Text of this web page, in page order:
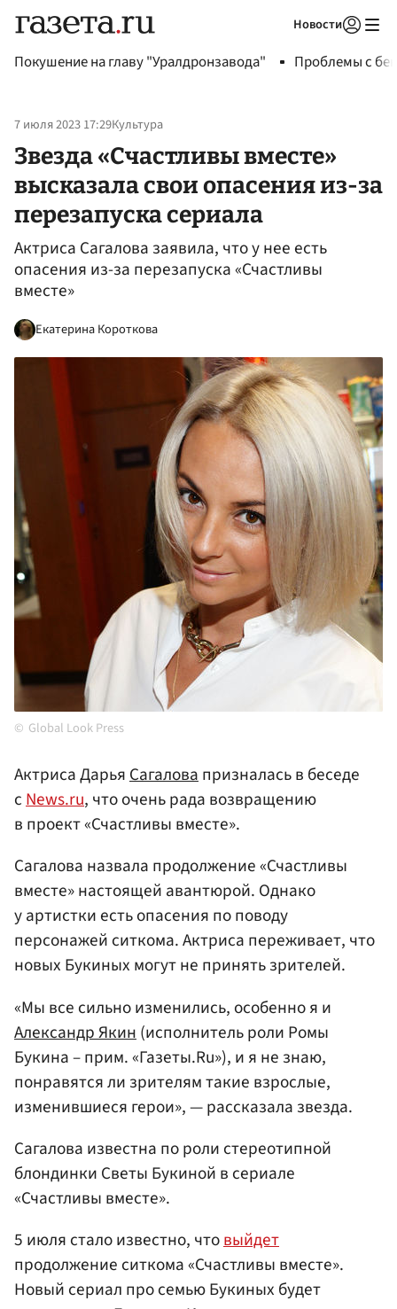
Новости
Покушение на главу "Уралдронзавода" Проблемы с
7 июля 2023 17:29Культура
Звезда «Счастливы вместе»
высказала свои опасения из-за
перезапуска сериала
Актриса Сагалова заявила, что у нее есть
опасения из-за перезапуска «Счастливы
вместе»
Екатерина Короткова
Global Look Press
Актриса ДарьяСагаловапризналась в беседе
сNews.ru, что очень рада возвращению
в проект «Счастливы вместе».
Сагалова назвала продолжение «Счастливы
вместе» настоящей авантюрой. Однако
у артистки есть опасения по поводу
персонажей ситкома. Актриса переживает, что
новых Букиных могут не принять зрителей.
«Мы все сильно изменились, особенно я и
Александр Якин (исполнитель роли Ромы
Букина – прим. «Газеты.Ru»), и я не знаю,
понравятся ли зрителям такие взрослые,
изменившиеся герои», — рассказала звезда.
Сагалова известна по роли стереотипной
блондинки Светы Букиной в сериале
«Счастливы вместе».
5 июля стало известно, чтовыйдет
продолжение ситкома «Счастливы вместе».
Новый сериал про семью Букиных будет